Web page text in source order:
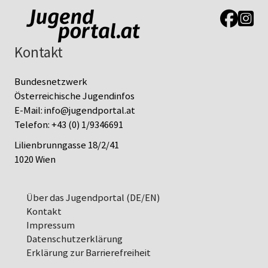
Link zur
Link
Kontakt
Bundesnetzwerk
Österreichische Jugendinfos
E-Mail:info@jugendportal.at
Telefon:+43 (0) 1/9346691
Lilienbrunngasse 18/2/41
1020 Wien
Über das Jugendportal (DE/EN)
Kontakt
Impressum
Datenschutz­erklärung
Erklärung zur Barrierefreiheit